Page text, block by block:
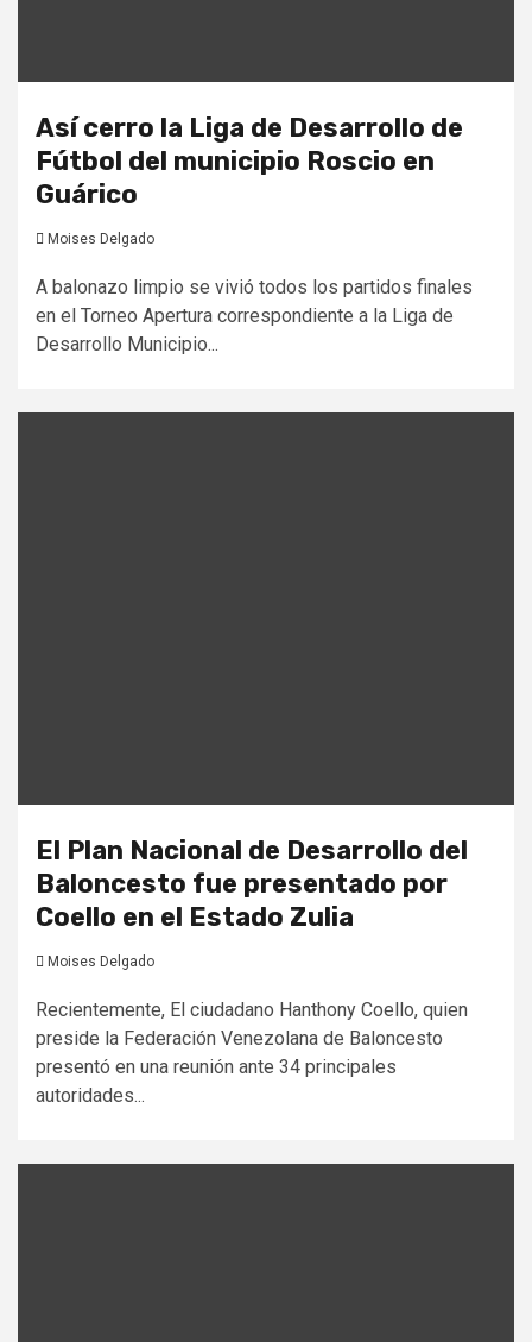
Así cerro la Liga de Desarrollo de
Fútbol del municipio Roscio en
Guárico
Moises Delgado
A balonazo limpio se vivió todos los partidos finales
en el Torneo Apertura correspondiente a la Liga de
Desarrollo Municipio...
El Plan Nacional de Desarrollo del
Baloncesto fue presentado por
Coello en el Estado Zulia
Moises Delgado
Recientemente, El ciudadano Hanthony Coello, quien
preside la Federación Venezolana de Baloncesto
presentó en una reunión ante 34 principales
autoridades...